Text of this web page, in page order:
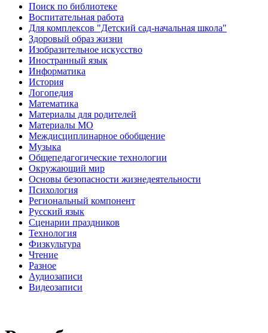
Поиск по библиотеке
Воспитательная работа
Для комплексов "Детский сад-начальная школа"
Здоровый образ жизни
Изобразительное искусство
Иностранный язык
Информатика
История
Логопедия
Математика
Материалы для родителей
Материалы МО
Междисциплинарное обобщение
Музыка
Общепедагогические технологии
Окружающий мир
Основы безопасности жизнедеятельности
Психология
Региональный компонент
Русский язык
Сценарии праздников
Технология
Физкультура
Чтение
Разное
Аудиозаписи
Видеозаписи